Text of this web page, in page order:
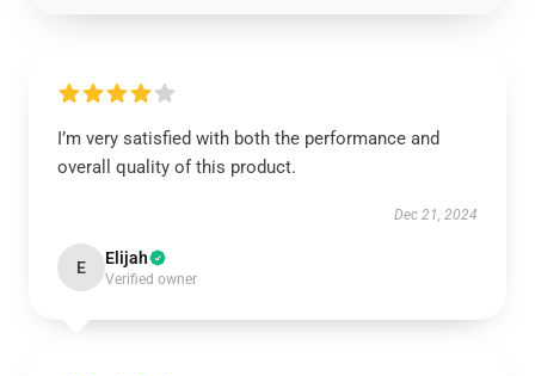
I’m very satisfied with both the performance and
overall quality of this product.
Dec 21, 2024
E Elijah
Verified owner